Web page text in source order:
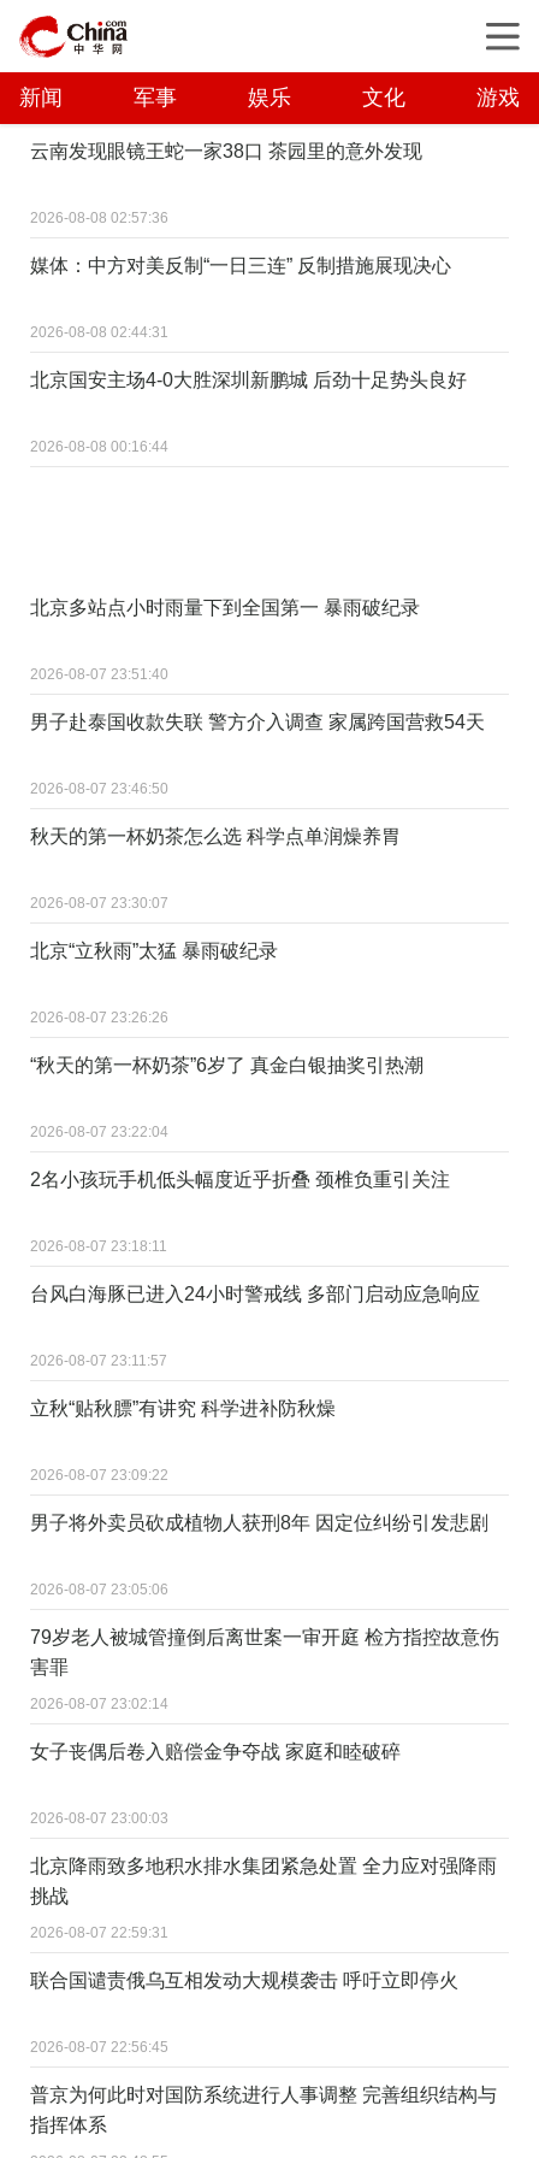
新闻 军事 娱乐 文化 游戏
云南发现眼镜王蛇一家38口 茶园里的意外发现
2026-08-08 02:57:36
媒体：中方对美反制“一日三连” 反制措施展现决心
2026-08-08 02:44:31
北京国安主场4-0大胜深圳新鹏城 后劲十足势头良好
2026-08-08 00:16:44
北京多站点小时雨量下到全国第一 暴雨破纪录
2026-08-07 23:51:40
男子赴泰国收款失联 警方介入调查 家属跨国营救54天
2026-08-07 23:46:50
秋天的第一杯奶茶怎么选 科学点单润燥养胃
2026-08-07 23:30:07
北京“立秋雨”太猛 暴雨破纪录
2026-08-07 23:26:26
“秋天的第一杯奶茶”6岁了 真金白银抽奖引热潮
2026-08-07 23:22:04
2名小孩玩手机低头幅度近乎折叠 颈椎负重引关注
2026-08-07 23:18:11
台风白海豚已进入24小时警戒线 多部门启动应急响应
2026-08-07 23:11:57
立秋“贴秋膘”有讲究 科学进补防秋燥
2026-08-07 23:09:22
男子将外卖员砍成植物人获刑8年 因定位纠纷引发悲剧
2026-08-07 23:05:06
79岁老人被城管撞倒后离世案一审开庭 检方指控故意伤
害罪
2026-08-07 23:02:14
女子丧偶后卷入赔偿金争夺战 家庭和睦破碎
2026-08-07 23:00:03
北京降雨致多地积水排水集团紧急处置 全力应对强降雨
挑战
2026-08-07 22:59:31
联合国谴责俄乌互相发动大规模袭击 呼吁立即停火
2026-08-07 22:56:45
普京为何此时对国防系统进行人事调整 完善组织结构与
指挥体系